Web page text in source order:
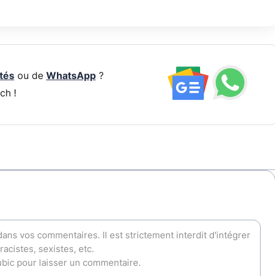
ou de WhatsApp?
!